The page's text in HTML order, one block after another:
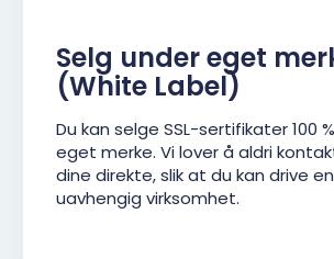
Selg under eget
(White Label)
Du kan selge SSL-sertifikater 100
eget merke. Vi lover å aldri
dine direkte, slik at du kan drive
uavhengig virksomhet.